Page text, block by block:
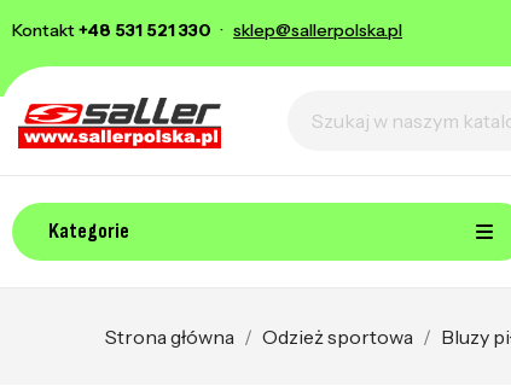
Kontakt+48 531 521 330 · sklep@sallerpolska.pl
Kategorie
Strona główna Odzież sportowa Bluzy